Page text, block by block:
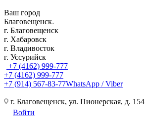
Ваш город
Благовещенск
г. Благовещенск
г. Хабаровск
г. Владивосток
г. Уссурийск
+7 (4162) 999-777
+7 (4162) 999-777
+7 (914) 567-83-77WhatsApp / Viber
г. Благовещенск, ул. Пионерская, д. 154
Войти